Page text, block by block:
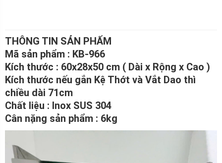
THÔNG TIN SẢN PHẨM
Mã sản phẩm : KB-966
Kích thước : 60x28x50 cm ( Dài x Rộng x Cao )
Kích thước nếu gắn Kệ Thớt và Vắt Dao thì
chiều dài 71cm
Chất liệu : Inox SUS 304
Cân nặng sản phẩm : 6kg